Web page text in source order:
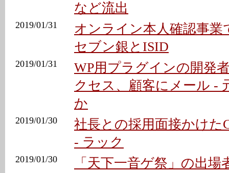
など流出
2019/01/31
オンライン本人確認事業
セブン銀とISID
2019/01/31
WP用プラグインの開発
クセス、顧客にメール -
か
2019/01/30
社長との採用面接かけた
- ラック
2019/01/30
「天下一音ゲ祭」の出